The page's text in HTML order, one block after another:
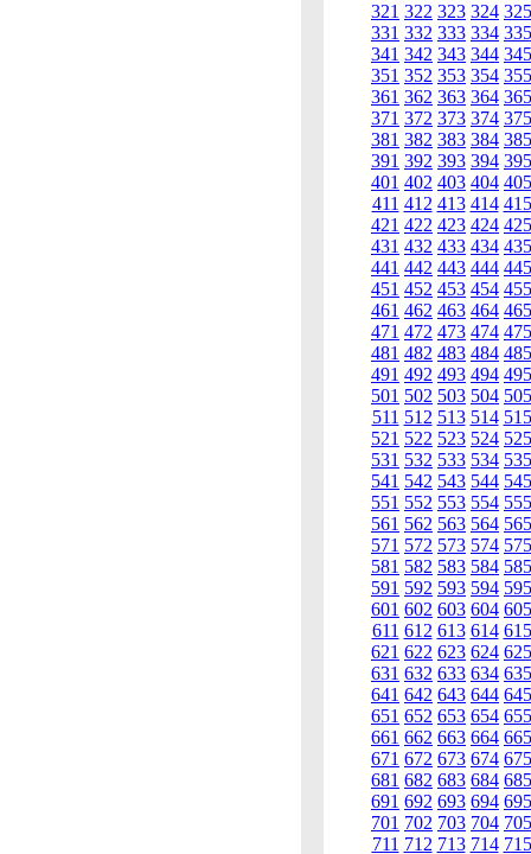
321 322 323 324 325
331 332 333 334 335
341 342 343 344 345
351 352 353 354 355
361 362 363 364 365
371 372 373 374 375
381 382 383 384 385
391 392 393 394 395
401 402 403 404 405
411 412 413 414 415
421 422 423 424 425
431 432 433 434 435
441 442 443 444 445
451 452 453 454 455
461 462 463 464 465
471 472 473 474 475
481 482 483 484 485
491 492 493 494 495
501 502 503 504 505
511 512 513 514 515
521 522 523 524 525
531 532 533 534 535
541 542 543 544 545
551 552 553 554 555
561 562 563 564 565
571 572 573 574 575
581 582 583 584 585
591 592 593 594 595
601 602 603 604 605
611 612 613 614 615
621 622 623 624 625
631 632 633 634 635
641 642 643 644 645
651 652 653 654 655
661 662 663 664 665
671 672 673 674 675
681 682 683 684 685
691 692 693 694 695
701 702 703 704 705
711 712 713 714 715